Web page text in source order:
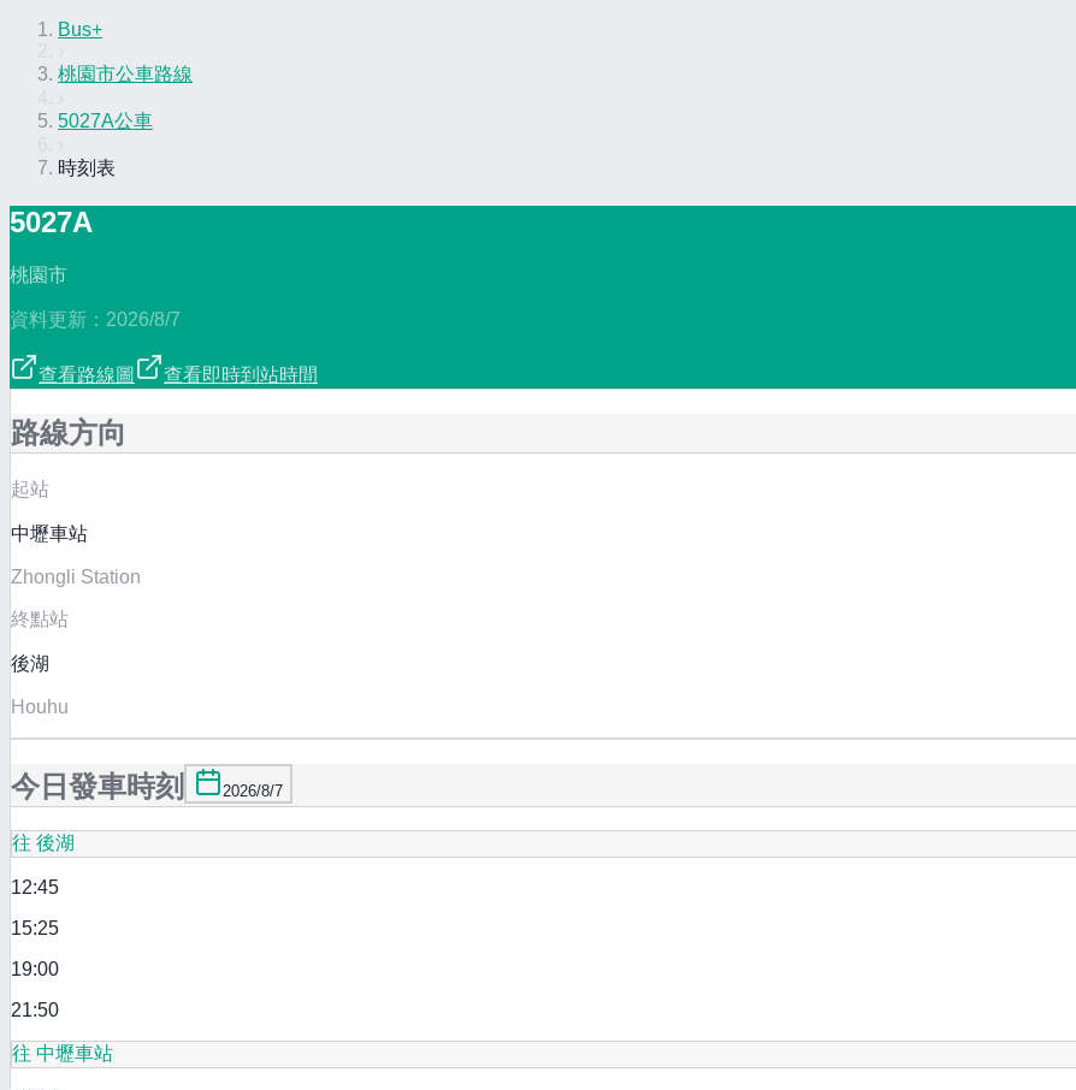
Bus+
桃園市公車路線
5027A公車
時刻表
5027A
桃園市
資料更新： 2026/8/7
查看路線圖 查看即時到站時間
路線方向
起站
中壢車站
Zhongli Station
終點站
後湖
Houhu
今日發車時刻 2026/8/7
往 後湖
12:45
15:25
19:00
21:50
往 中壢車站